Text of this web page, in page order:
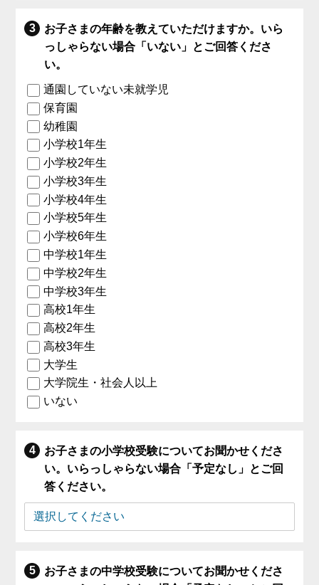
お子さまの年齢を教えていただけますか。いら
っしゃらない場合「いない」とご回答くださ
い。
通園していない未就学児
保育園
幼稚園
小学校1年生
小学校2年生
小学校3年生
小学校4年生
小学校5年生
小学校6年生
中学校1年生
中学校2年生
中学校3年生
高校1年生
高校2年生
高校3年生
大学生
大学院生・社会人以上
いない
お子さまの小学校受験についてお聞かせくださ
い。いらっしゃらない場合「予定なし」とご回
答ください。
お子さまの中学校受験についてお聞かせくださ